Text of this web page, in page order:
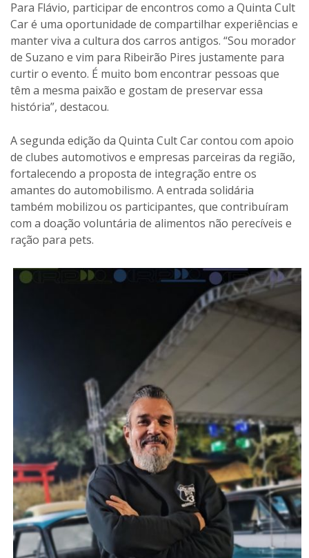
Para Flávio, participar de encontros como a Quinta Cult
Car é uma oportunidade de compartilhar experiências e
manter viva a cultura dos carros antigos. “Sou morador
de Suzano e vim para Ribeirão Pires justamente para
curtir o evento. É muito bom encontrar pessoas que
têm a mesma paixão e gostam de preservar essa
história”, destacou.
A segunda edição da Quinta Cult Car contou com apoio
de clubes automotivos e empresas parceiras da região,
fortalecendo a proposta de integração entre os
amantes do automobilismo. A entrada solidária
também mobilizou os participantes, que contribuíram
com a doação voluntária de alimentos não perecíveis e
ração para pets.